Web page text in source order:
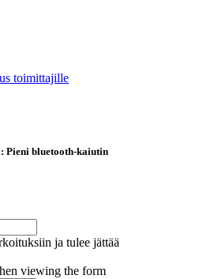
toimittajille
Pieni bluetooth-kaiutin
ja tulee jättää
viewing the form